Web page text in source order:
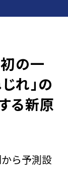
の一
れ」の
る新原
ら予測設